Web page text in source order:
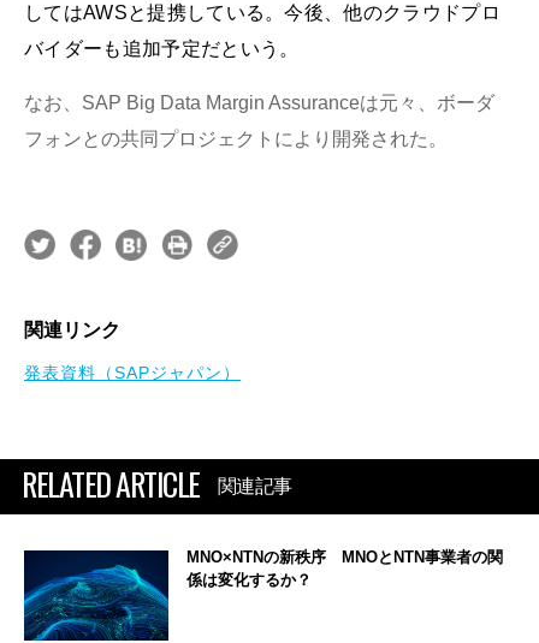
してはAWSと提携している。今後、他のクラウドプロ
バイダーも追加予定だという。
なお、SAP Big Data Margin Assuranceは元々、ボーダ
フォンとの共同プロジェクトにより開発された。
関連リンク
発表資料（SAPジャパン）
RELATED ARTICLE 関連記事
MNO×NTNの新秩序 MNOとNTN事業者の関
係は変化するか？